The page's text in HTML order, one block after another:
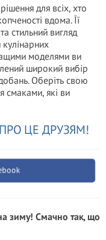
для всіх, хто
вдома. Її
стильний вигляд
моделями ви
широкий вибір
Оберіть свою
смаками, які ви
ЦЕ ДРУЗЯМ!